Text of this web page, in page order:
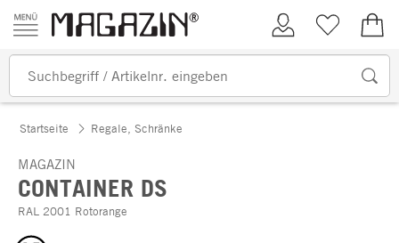
Zum Inhalt springen
Kundenkonto
Merkliste
Startseite Regale, Schränke
MAGAZIN
CONTAINER DS
RAL 2001 Rotorange